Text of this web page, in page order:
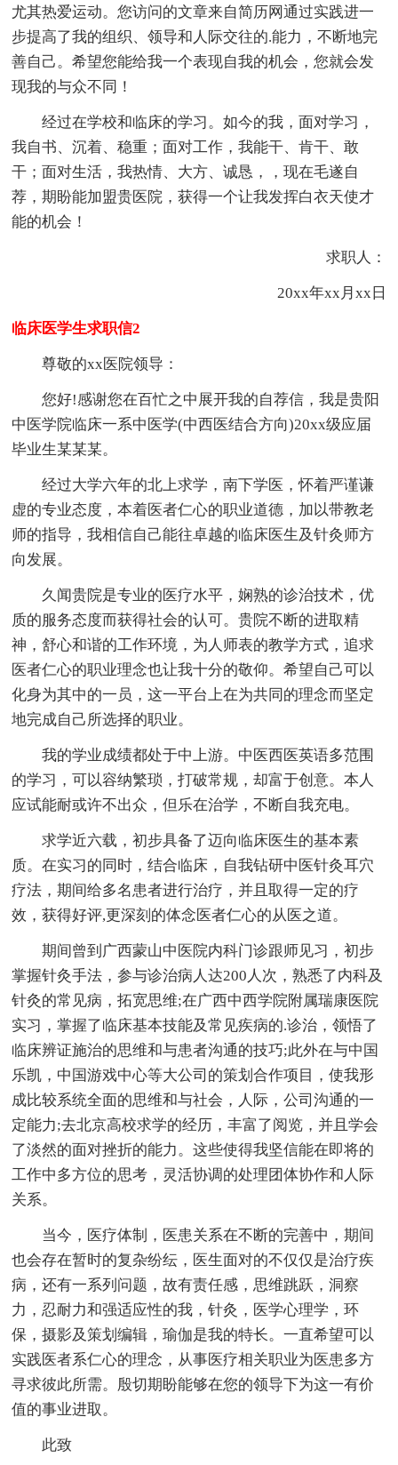
尤其热爱运动。您访问的文章来自简历网通过实践进一
步提高了我的组织、领导和人际交往的.能力，不断地完
善自己。希望您能给我一个表现自我的机会，您就会发
现我的与众不同！
经过在学校和临床的学习。如今的我，面对学习，
我自书、沉着、稳重；面对工作，我能干、肯干、敢
干；面对生活，我热情、大方、诚恳，，现在毛遂自
荐，期盼能加盟贵医院，获得一个让我发挥白衣天使才
能的机会！
求职人：
20xx年xx月xx日
临床医学生求职信2
尊敬的xx医院领导：
您好!感谢您在百忙之中展开我的自荐信，我是贵阳
中医学院临床一系中医学(中西医结合方向)20xx级应届
毕业生某某某。
经过大学六年的北上求学，南下学医，怀着严谨谦
虚的专业态度，本着医者仁心的职业道德，加以带教老
师的指导，我相信自己能往卓越的临床医生及针灸师方
向发展。
久闻贵院是专业的医疗水平，娴熟的诊治技术，优
质的服务态度而获得社会的认可。贵院不断的进取精
神，舒心和谐的工作环境，为人师表的教学方式，追求
医者仁心的职业理念也让我十分的敬仰。希望自己可以
化身为其中的一员，这一平台上在为共同的理念而坚定
地完成自己所选择的职业。
我的学业成绩都处于中上游。中医西医英语多范围
的学习，可以容纳繁琐，打破常规，却富于创意。本人
应试能耐或许不出众，但乐在治学，不断自我充电。
求学近六载，初步具备了迈向临床医生的基本素
质。在实习的同时，结合临床，自我钻研中医针灸耳穴
疗法，期间给多名患者进行治疗，并且取得一定的疗
效，获得好评,更深刻的体念医者仁心的从医之道。
期间曾到广西蒙山中医院内科门诊跟师见习，初步
掌握针灸手法，参与诊治病人达200人次，熟悉了内科及
针灸的常见病，拓宽思维;在广西中西学院附属瑞康医院
实习，掌握了临床基本技能及常见疾病的.诊治，领悟了
临床辨证施治的思维和与患者沟通的技巧;此外在与中国
乐凯，中国游戏中心等大公司的策划合作项目，使我形
成比较系统全面的思维和与社会，人际，公司沟通的一
定能力;去北京高校求学的经历，丰富了阅览，并且学会
了淡然的面对挫折的能力。这些使得我坚信能在即将的
工作中多方位的思考，灵活协调的处理团体协作和人际
关系。
当今，医疗体制，医患关系在不断的完善中，期间
也会存在暂时的复杂纷纭，医生面对的不仅仅是治疗疾
病，还有一系列问题，故有责任感，思维跳跃，洞察
力，忍耐力和强适应性的我，针灸，医学心理学，环
保，摄影及策划编辑，瑜伽是我的特长。一直希望可以
实践医者系仁心的理念，从事医疗相关职业为医患多方
寻求彼此所需。殷切期盼能够在您的领导下为这一有价
值的事业进取。
此致